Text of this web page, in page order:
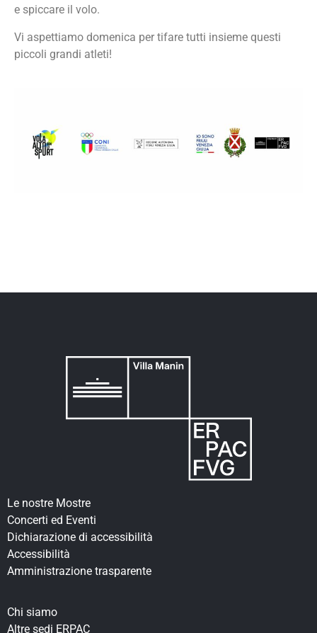
e spiccare il volo.
Vi aspettiamo domenica per tifare tutti insieme questi
piccoli grandi atleti!
Le nostre Mostre
Concerti ed Eventi
Dichiarazione di accessibilità
Accessibilità
Amministrazione trasparente
Chi siamo
Altre sedi ERPAC